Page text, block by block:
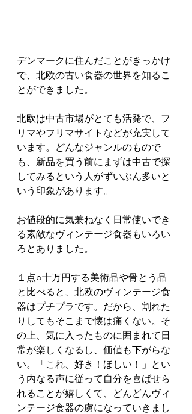
デンマークに住んだことがきっかけ
で、北欧の古い食器の世界を知るこ
とができました。
北欧は中古市場がとても活発で、フ
リマやフリマサイトなどが充実して
います。どんなジャンルのもので
も、新品を買う前にまずは中古で探
してみるという人がずいぶん多いと
いう印象があります。
お値段的に気兼ねなく日常使いでき
る素敵なヴィンテージ食器もいろい
ろとありました。
１点○十万円する美術品や骨とう品
と比べると、北欧のヴィンテージ食
器はプチプラです。だから、割れた
りしてもそこまで懐は痛くない。そ
の上、気に入ったものに囲まれて日
常が楽しくなるし、価値も下がらな
い。「これ、好き！ほしい！」とい
う内なる声に従って自分を喜ばせら
れることが嬉しくて、どんどんヴィ
ンテージ食器の虜になっていきまし